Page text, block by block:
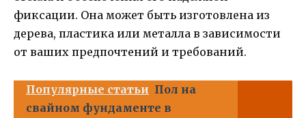
фиксации. Она может быть изготовлена из
дерева, пластика или металла в зависимости
от ваших предпочтений и требований.
Популярные статьи Пол на
свайном фундаменте в